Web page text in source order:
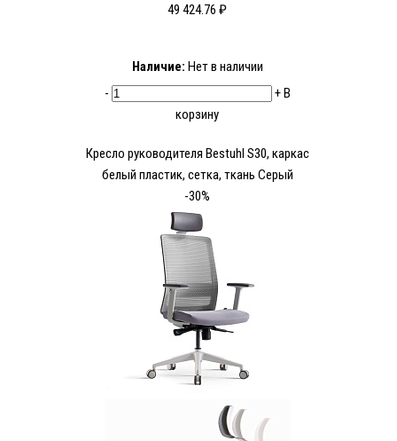
49 424.76 ₽
Наличие: Нет в наличии
-
+В
корзину
Кресло руководителя Bestuhl S30, каркас
белый пластик, сетка, ткань Серый
-30%